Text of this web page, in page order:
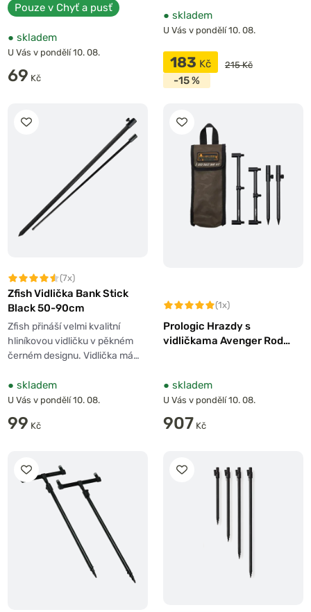
Pouze v Chyť a pusť
● skladem
U Vás v pondělí 10. 08.
69 Kč
● skladem
U Vás v pondělí 10. 08.
183 Kč 215 Kč
-15 %
(7x)
Zfish Vidlička Bank Stick
Black 50-90cm
Zfish přináší velmi kvalitní
hliníkovou vidličku v pěkném
černém designu. Vidlička má…
● skladem
U Vás v pondělí 10. 08.
99 Kč
(1x)
Prologic Hrazdy s
vidličkama Avenger Rod
● skladem
U Vás v pondělí 10. 08.
907 Kč